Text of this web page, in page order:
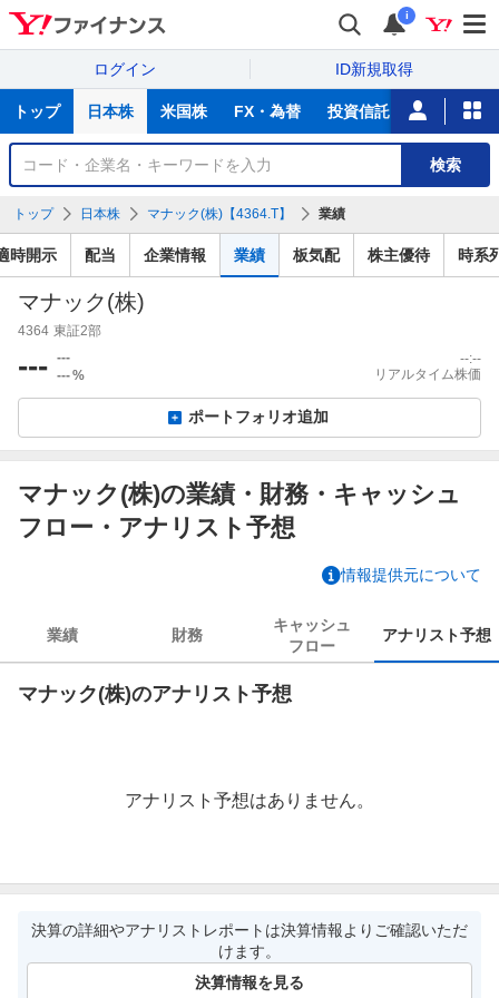
i
ログイン ID新規取得
サ
トップ 日本株 米国株 FX・為替 投資信託 ニュース
銘
検
索
検索
トップ 日本株 マナック(株)【4364.T】 業績
時開示 配当 企業情報 業績 板気配 株主優待 時系
マナック(株)
4364 東証2部
--- ---
---%
--:--
リアルタイム株価
ポートフォリオ追加
マナック(株)の業績・財務・キャッシュ
フロー・アナリスト予想
情報提供元について
業績 財務
キャッシュ
フロー
アナリスト予想
マナック(株)のアナリスト予想
アナリスト予想はありません。
決算の詳細やアナリストレポートは決算情報よりご確認いただ
けます。
決算情報を見る